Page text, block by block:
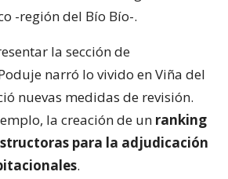
-región del Bío Bío-.
la sección de
narró lo vivido en Viña del
nuevas medidas de revisión.
la creación de un ranking
para la adjudicación
.